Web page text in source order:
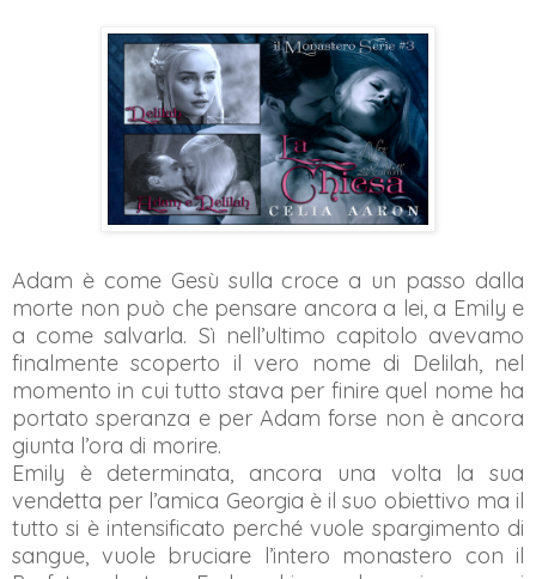
Adam è come Gesù sulla croce a un passo dalla
morte non può che pensare ancora a lei, a Emily e
a come salvarla. Sì nell’ultimo capitolo avevamo
finalmente scoperto il vero nome di Delilah, nel
momento in cui tutto stava per finire quel nome ha
portato speranza e per Adam forse non è ancora
giunta l’ora di morire.
Emily è determinata, ancora una volta la sua
vendetta per l’amica Georgia è il suo obiettivo ma il
tutto si è intensificato perché vuole spargimento di
sangue, vuole bruciare l’intero monastero con il